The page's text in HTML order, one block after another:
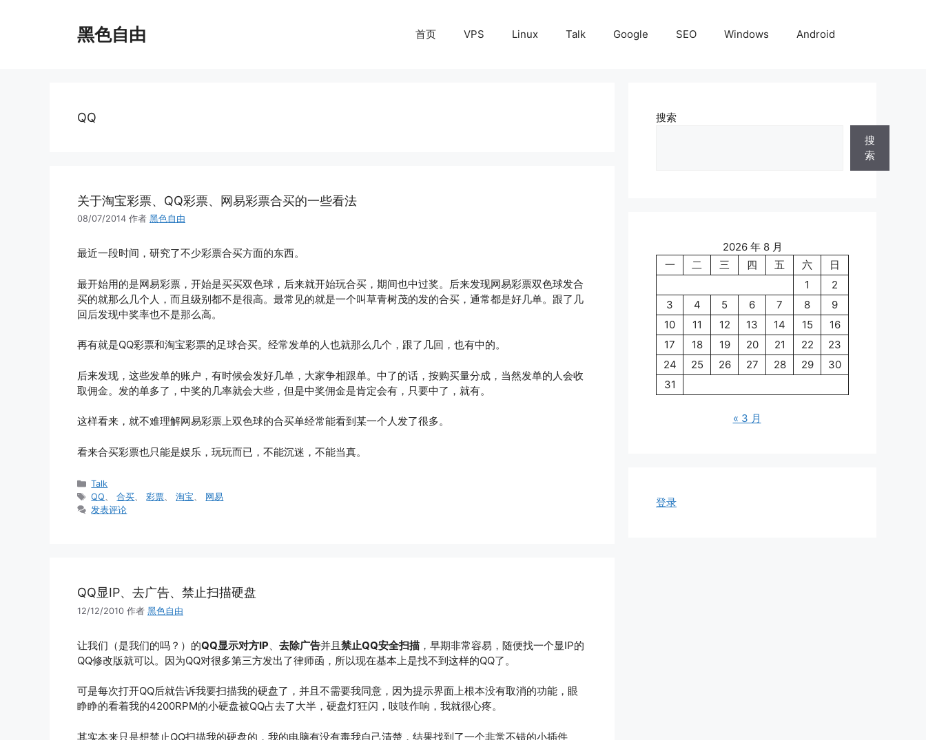
黑色自由 首页 VPS Linux Talk Google SEO Windows Android
QQ
关于淘宝彩票、QQ彩票、网易彩票合买的一些看法
08/07/2014 作者 黑色自由
最近一段时间，研究了不少彩票合买方面的东西。
最开始用的是网易彩票，开始是买买双色球，后来就开始玩合买，期间也中过奖。后来发现网易彩票双色球发合
买的就那么几个人，而且级别都不是很高。最常见的就是一个叫草青树茂的发的合买，通常都是好几单。跟了几
回后发现中奖率也不是那么高。
再有就是QQ彩票和淘宝彩票的足球合买。经常发单的人也就那么几个，跟了几回，也有中的。
后来发现，这些发单的账户，有时候会发好几单，大家争相跟单。中了的话，按购买量分成，当然发单的人会收
取佣金。发的单多了，中奖的几率就会大些，但是中奖佣金是肯定会有，只要中了，就有。
这样看来，就不难理解网易彩票上双色球的合买单经常能看到某一个人发了很多。
看来合买彩票也只能是娱乐，玩玩而已，不能沉迷，不能当真。
分
类
Talk
标
签
QQ、合买、彩票、淘宝、
网易
发表评论
QQ显IP、去广告、禁止扫描硬盘
12/12/2010 作者 黑色自由
让我们（是我们的吗？）的QQ显示对方IP 去除广告并且禁止QQ安全扫描 ，早期非常容易，随便找一个显IP的
QQ修改版就可以。因为QQ对很多第三方发出了律师函，所以现在基本上是找不到这样的QQ了。
可是每次打开QQ后就告诉我要扫描我的硬盘了，并且不需要我同意，因为提示界面上根本没有取消的功能，眼
睁睁的看着我的4200RPM的小硬盘被QQ占去了大半，硬盘灯狂闪，吱吱作响，我就很心疼。
其实本来只是想禁止QQ扫描我的硬盘的，我的电脑有没有毒我自己清楚，结果找到了一个非常不错的小插件
搜索
搜
索
2026 年 8 月
一
二 三 四 五 六
日
1
2
3
4 5 6 7 8
9
10
11 12 13 14 15
16
17
18 19 20 21 22
23
24
25 26 27 28 29
30
31
« 3 月
登录